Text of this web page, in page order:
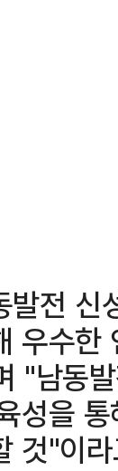
발전 신
우수한
"남동
성을
것"이